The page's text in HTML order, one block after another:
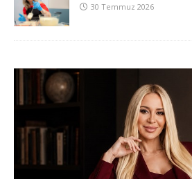
30 Temmuz 2026